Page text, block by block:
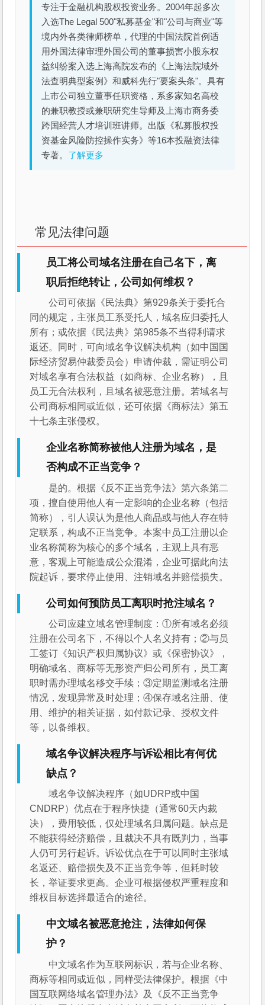
专注于金融机构股权投资业务。2004年起多次
入选The Legal 500"私募基金"和"公司与商业"等
境内外各类律师榜单，代理的中国法院首例适
用外国法律审理外国公司的董事损害小股东权
益纠纷案入选上海高院发布的《上海法院域外
法查明典型案例》和威科先行"要案头条"。具有
上市公司独立董事任职资格，系多家知名高校
的兼职教授或兼职研究生导师及上海市商务委
跨国经营人才培训班讲师。出版《私募股权投
资基金风险防控操作实务》等16本投融资法律
专著。 了解更多
常见法律问题
员工将公司域名注册在自己名下，离
职后拒绝转让，公司如何维权？
公司可依据《民法典》第929条关于委托合
同的规定，主张员工系受托人，域名应归委托人
所有；或依据《民法典》第985条不当得利请求
返还。同时，可向域名争议解决机构（如中国国
际经济贸易仲裁委员会）申请仲裁，需证明公司
对域名享有合法权益（如商标、企业名称），且
员工无合法权利，且域名被恶意注册。若域名与
公司商标相同或近似，还可依据《商标法》第五
十七条主张侵权。
企业名称简称被他人注册为域名，是
否构成不正当竞争？
是的。根据《反不正当竞争法》第六条第二
项，擅自使用他人有一定影响的企业名称（包括
简称），引人误认为是他人商品或与他人存在特
定联系，构成不正当竞争。本案中员工注册以企
业名称简称为核心的多个域名，主观上具有恶
意，客观上可能造成公众混淆，企业可据此向法
院起诉，要求停止使用、注销域名并赔偿损失。
公司如何预防员工离职时抢注域名？
公司应建立域名管理制度：①所有域名必须
注册在公司名下，不得以个人名义持有；②与员
工签订《知识产权归属协议》或《保密协议》，
明确域名、商标等无形资产归公司所有，员工离
职时需办理域名移交手续；③定期监测域名注册
情况，发现异常及时处理；④保存域名注册、使
用、维护的相关证据，如付款记录、授权文件
等，以备维权。
域名争议解决程序与诉讼相比有何优
缺点？
域名争议解决程序（如UDRP或中国
CNDRP）优点在于程序快捷（通常60天内裁
决），费用较低，仅处理域名归属问题。缺点是
不能获得经济赔偿，且裁决不具有既判力，当事
人仍可另行起诉。诉讼优点在于可以同时主张域
名返还、赔偿损失及不正当竞争等，但耗时较
长，举证要求更高。企业可根据侵权严重程度和
维权目标选择最适合的途径。
中文域名被恶意抢注，法律如何保
护？
中文域名作为互联网标识，若与企业名称、
商标等相同或近似，同样受法律保护。根据《中
国互联网络域名管理办法》及《反不正当竞争